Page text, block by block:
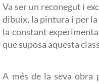
Va ser un reconegut i
dibuix, la pintura i per la
la constant
que suposa aquesta
A més de la seva obra